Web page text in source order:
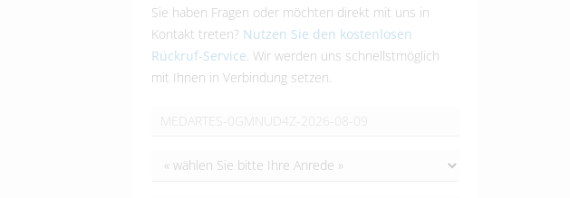
Sie haben Fragen oder möchten direkt mit uns in
Kontakt treten? Nutzen Sie den kostenlosen
Rückruf-Service . Wir werden uns schnellstmöglich
mit Ihnen in Verbindung setzen.